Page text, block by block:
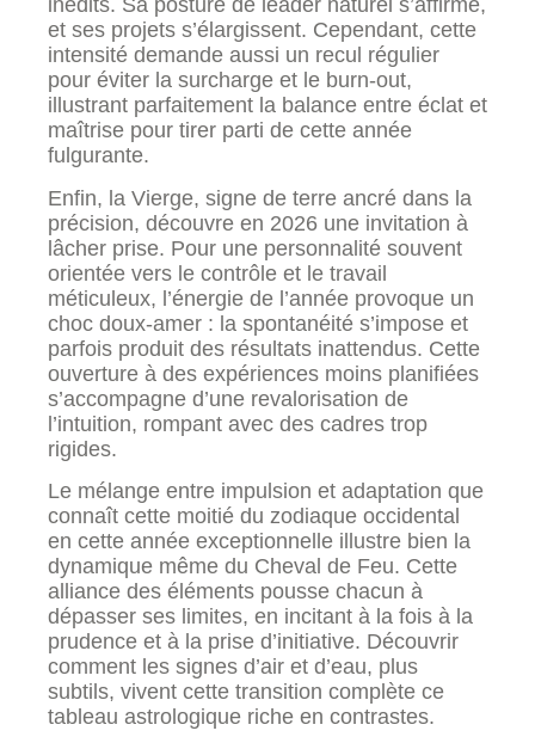
inédits. Sa posture de leader naturel s’affirme,
et ses projets s’élargissent. Cependant, cette
intensité demande aussi un recul régulier
pour éviter la surcharge et le burn-out,
illustrant parfaitement la balance entre éclat et
maîtrise pour tirer parti de cette année
fulgurante.
Enfin, la Vierge, signe de terre ancré dans la
précision, découvre en 2026 une invitation à
lâcher prise. Pour une personnalité souvent
orientée vers le contrôle et le travail
méticuleux, l’énergie de l’année provoque un
choc doux-amer : la spontanéité s’impose et
parfois produit des résultats inattendus. Cette
ouverture à des expériences moins planifiées
s’accompagne d’une revalorisation de
l’intuition, rompant avec des cadres trop
rigides.
Le mélange entre impulsion et adaptation que
connaît cette moitié du zodiaque occidental
en cette année exceptionnelle illustre bien la
dynamique même du Cheval de Feu. Cette
alliance des éléments pousse chacun à
dépasser ses limites, en incitant à la fois à la
prudence et à la prise d’initiative. Découvrir
comment les signes d’air et d’eau, plus
subtils, vivent cette transition complète ce
tableau astrologique riche en contrastes.